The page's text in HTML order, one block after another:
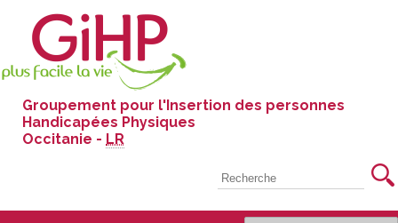
Groupement pour l'Insertion des personnes
Handicapées Physiques
Occitanie - LR
Recherche